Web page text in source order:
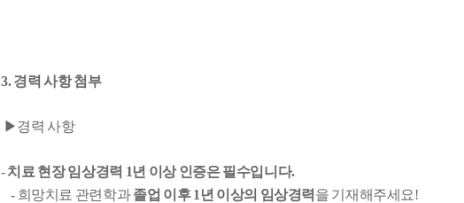
3. 경력 사항 첨부
▶경력 사항
-치료 현장 임상경력 1년 이상 인증은 필수입니다.
- 희망치료 관련학과졸업 이후 1년 이상의 임상경력 을 기재해주세요!